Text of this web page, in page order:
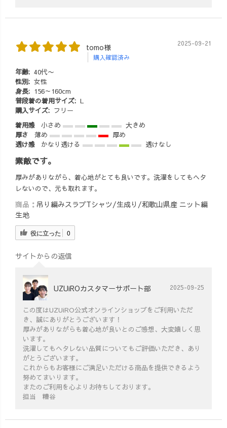
tomo様
購入確認済み
2025-09-21
年齢: 40代〜
性別: 女性
身長: 156～160cm
普段着の着用サイズ: L
購入サイズ: フリー
着用感
小さめ
大きめ
厚さ
薄め
厚め
透け感
かなり透ける 透けなし
素敵です。
厚みがありながら、着心地がとても良いです。洗濯をしてもヘタ
レないので、元も取れます。
商品： 吊り編みスラブTシャツ/生成り/和歌山県産 ニット編
生地
役に立った 0
サイトからの返信
UZUiROカスタマーサポート部 2025-09-25
この度はUZUiRO公式オンラインショップをご利用いただ
き、誠にありがとうございます！
厚みがありながらも着心地が良いとのご感想、大変嬉しく思
います。
洗濯してもヘタレない品質についてもご評価いただき、あり
がとうございます。
これからもお客様にご満足いただける商品を提供できるよう
努めてまいります。
またのご利用を心よりお待ちしております。
担当 糟谷